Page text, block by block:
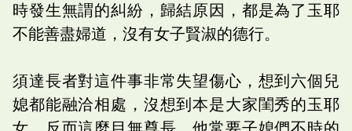
時發生無謂的糾紛，歸結原因，都是為了玉耶
不能善盡婦道，沒有女子賢淑的德行。
須達長者對這件事非常失望傷心，想到六個兒
媳都能融洽相處，沒想到本是大家閨秀的玉耶